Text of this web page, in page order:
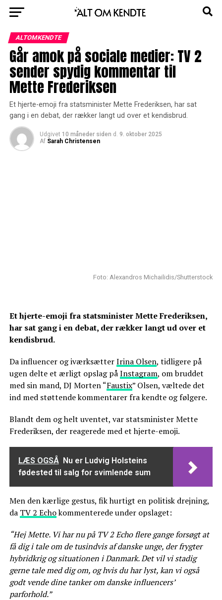
ALTOMKENDTE
Går amok på sociale medier: TV 2
sender spydig kommentar til
Mette Frederiksen
Et hjerte-emoji fra statsminister Mette Frederiksen, har sat
gang i en debat, der rækker langt ud over et kendisbrud.
Udgivet 10 måneder siden d. 9. oktober 2025
Af Sarah Christensen
Foto: Alexandros Michailidis/Shutterstock
Et hjerte-emoji fra statsminister Mette Frederiksen,
har sat gang i en debat, der rækker langt ud over et
kendisbrud.
Da influencer og iværksætterIrina Olsen, tidligere på
ugen delte et ærligt opslag påInstagram, om bruddet
med sin mand, DJ Morten “Faustix” Olsen, væltede det
ind med støttende kommentarer fra kendte og følgere.
Blandt dem og helt uventet, var statsminister Mette
Frederiksen, der reagerede med et hjerte-emoji.
LÆS OGSÅ Nu er Ludvig Holsteins
fødested til salg for svimlende sum
Men den kærlige gestus, fik hurtigt en politisk drejning,
da TV 2 Echokommenterede under opslaget:
“Hej Mette. Vi har nu på TV 2 Echo flere gange forsøgt at
få dig i tale om de tusindvis af danske unge, der frygter
hybridkrig og situationen i Danmark. Det vil vi stadig
gerne tale med dig om, og hvis du har lyst, kan vi også
godt vende dine tanker om danske influencers’
parforhold.”